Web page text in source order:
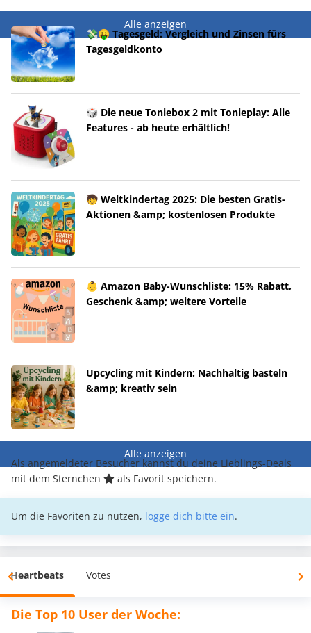
Alle anzeigen
💸🤑 Tagesgeld: Vergleich und Zinsen fürs
Tagesgeldkonto
🎲 Die neue Toniebox 2 mit Tonieplay: Alle
Features - ab heute erhältlich!
🧒 Weltkindertag 2025: Die besten Gratis-
Aktionen &amp; kostenlosen Produkte
👶 Amazon Baby-Wunschliste: 15% Rabatt,
Geschenk &amp; weitere Vorteile
Upcycling mit Kindern: Nachhaltig basteln
&amp; kreativ sein
Alle anzeigen
Als angemeldeter Besucher kannst du deine Lieblings-Deals
mit dem Sternchen
als Favorit speichern.
Um die Favoriten zu nutzen, logge dich bitte ein.
Heartbeats Votes
Die Top 10 User der Woche: